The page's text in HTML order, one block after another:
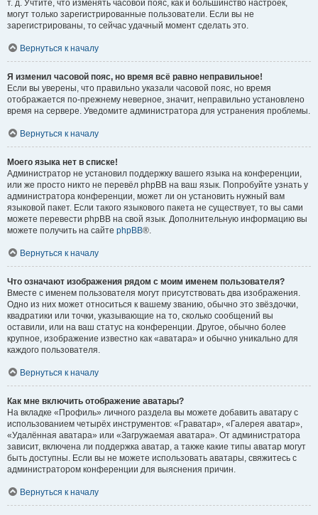
т. д. Учтите, что изменять часовой пояс, как и большинство настроек,
могут только зарегистрированные пользователи. Если вы не
зарегистрированы, то сейчас удачный момент сделать это.
Вернуться к началу
Я изменил часовой пояс, но время всё равно неправильное!
Если вы уверены, что правильно указали часовой пояс, но время
отображается по-прежнему неверное, значит, неправильно установлено
время на сервере. Уведомите администратора для устранения проблемы.
Вернуться к началу
Моего языка нет в списке!
Администратор не установил поддержку вашего языка на конференции,
или же просто никто не перевёл phpBB на ваш язык. Попробуйте узнать у
администратора конференции, может ли он установить нужный вам
языковой пакет. Если такого языкового пакета не существует, то вы сами
можете перевести phpBB на свой язык. Дополнительную информацию вы
можете получить на сайте phpBB®.
Вернуться к началу
Что означают изображения рядом с моим именем пользователя?
Вместе с именем пользователя могут присутствовать два изображения.
Одно из них может относиться к вашему званию, обычно это звёздочки,
квадратики или точки, указывающие на то, сколько сообщений вы
оставили, или на ваш статус на конференции. Другое, обычно более
крупное, изображение известно как «аватара» и обычно уникально для
каждого пользователя.
Вернуться к началу
Как мне включить отображение аватары?
На вкладке «Профиль» личного раздела вы можете добавить аватару с
использованием четырёх инструментов: «Граватар», «Галерея аватар»,
«Удалённая аватара» или «Загружаемая аватара». От администратора
зависит, включена ли поддержка аватар, а также какие типы аватар могут
быть доступны. Если вы не можете использовать аватары, свяжитесь с
администратором конференции для выяснения причин.
Вернуться к началу